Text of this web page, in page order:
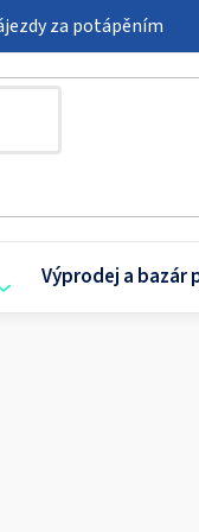
za potápěním
Výprodej a bazár